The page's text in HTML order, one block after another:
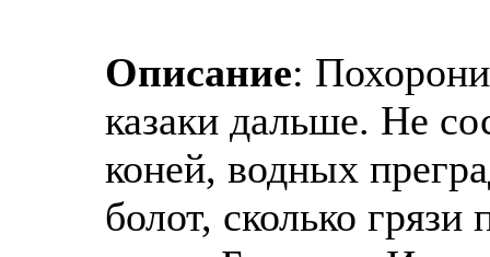
Описание:
казаки дальше. Не
коней, водных
болот, сколько